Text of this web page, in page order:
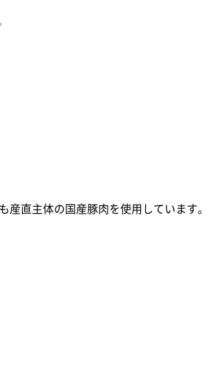
産直主体の国産豚肉を使用しています。